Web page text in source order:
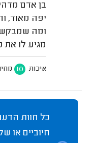
בן אדם
יפה מאוד,
ומה
מגיע לו את
איכות 10
כל חוות
חיוביים או